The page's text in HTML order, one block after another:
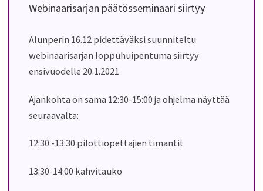
Webinaarisarjan päätösseminaari siirtyy
Alunperin 16.12 pidettäväksi suunniteltu
webinaarisarjan loppuhuipentuma siirtyy
ensivuodelle 20.1.2021
Ajankohta on sama 12:30-15:00 ja ohjelma näyttää
seuraavalta:
12:30 -13:30 pilottiopettajien timantit
13:30-14:00 kahvitauko